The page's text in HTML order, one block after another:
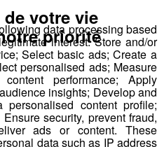
de la prononciation
("bungee" ou "bungy")
mouvement et de la liberté,
inventeur.
⬇
data processing based
interest: Store and/or
Select basic ads; Create a
personalised ads; Measure
performance; Apply
insights; Develop and
content profile;
security, prevent fraud,
ads or content. These
data such as IP address
votre vie
priorité